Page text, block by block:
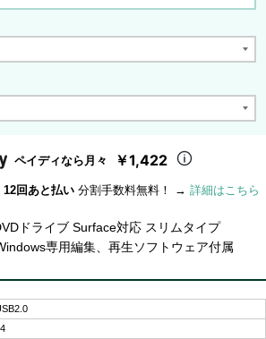
ペイディなら月々 ￥1,422
12回あと払い 分割手数料無料！ → 詳細はこちら
ドライブ Surface対応 スリムタイプ
専用編集、再生ソフトウェア付属